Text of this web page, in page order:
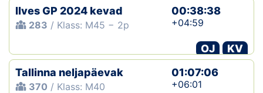
Ilves GP 2024 kevad
283 / Klass: M45 − 2p
00:38:38
+04:59
OJ
KV
Tallinna neljapäevak
370 / Klass: M40
01:07:06
+06:01